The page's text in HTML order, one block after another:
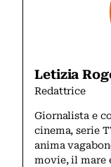
Letizia
Redattrice
Giornalista e
cinema, serie
anima
movie, il mare